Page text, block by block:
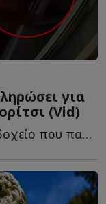
για
(Vid)
Οι αστυνομικοί πήγαν στο ξενοδοχείο που παραθέριζε ο...